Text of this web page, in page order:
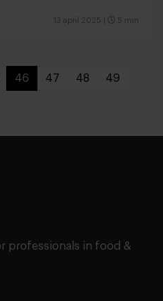
13 april 2025 5 min
46 47 48 49
professionals in food &